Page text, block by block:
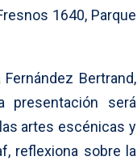
1640, Parque
Bertrand,
presentación será
artes escénicas y
reflexiona sobre la